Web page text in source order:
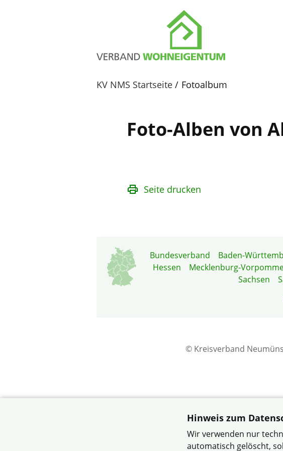
KV NMS Startseite Fotoalbum
Foto-Alben von
Seite drucken
Bundesverband Baden-
Hessen
Mecklenburg-
Sachsen
© Kreisverband
Hinweis zum
Wir verwenden nur
automatisch gelöscht,